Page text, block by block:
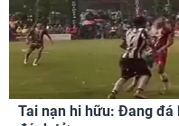
Tai nạn hi hữu: Đang đá